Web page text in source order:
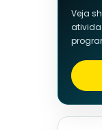
Veja